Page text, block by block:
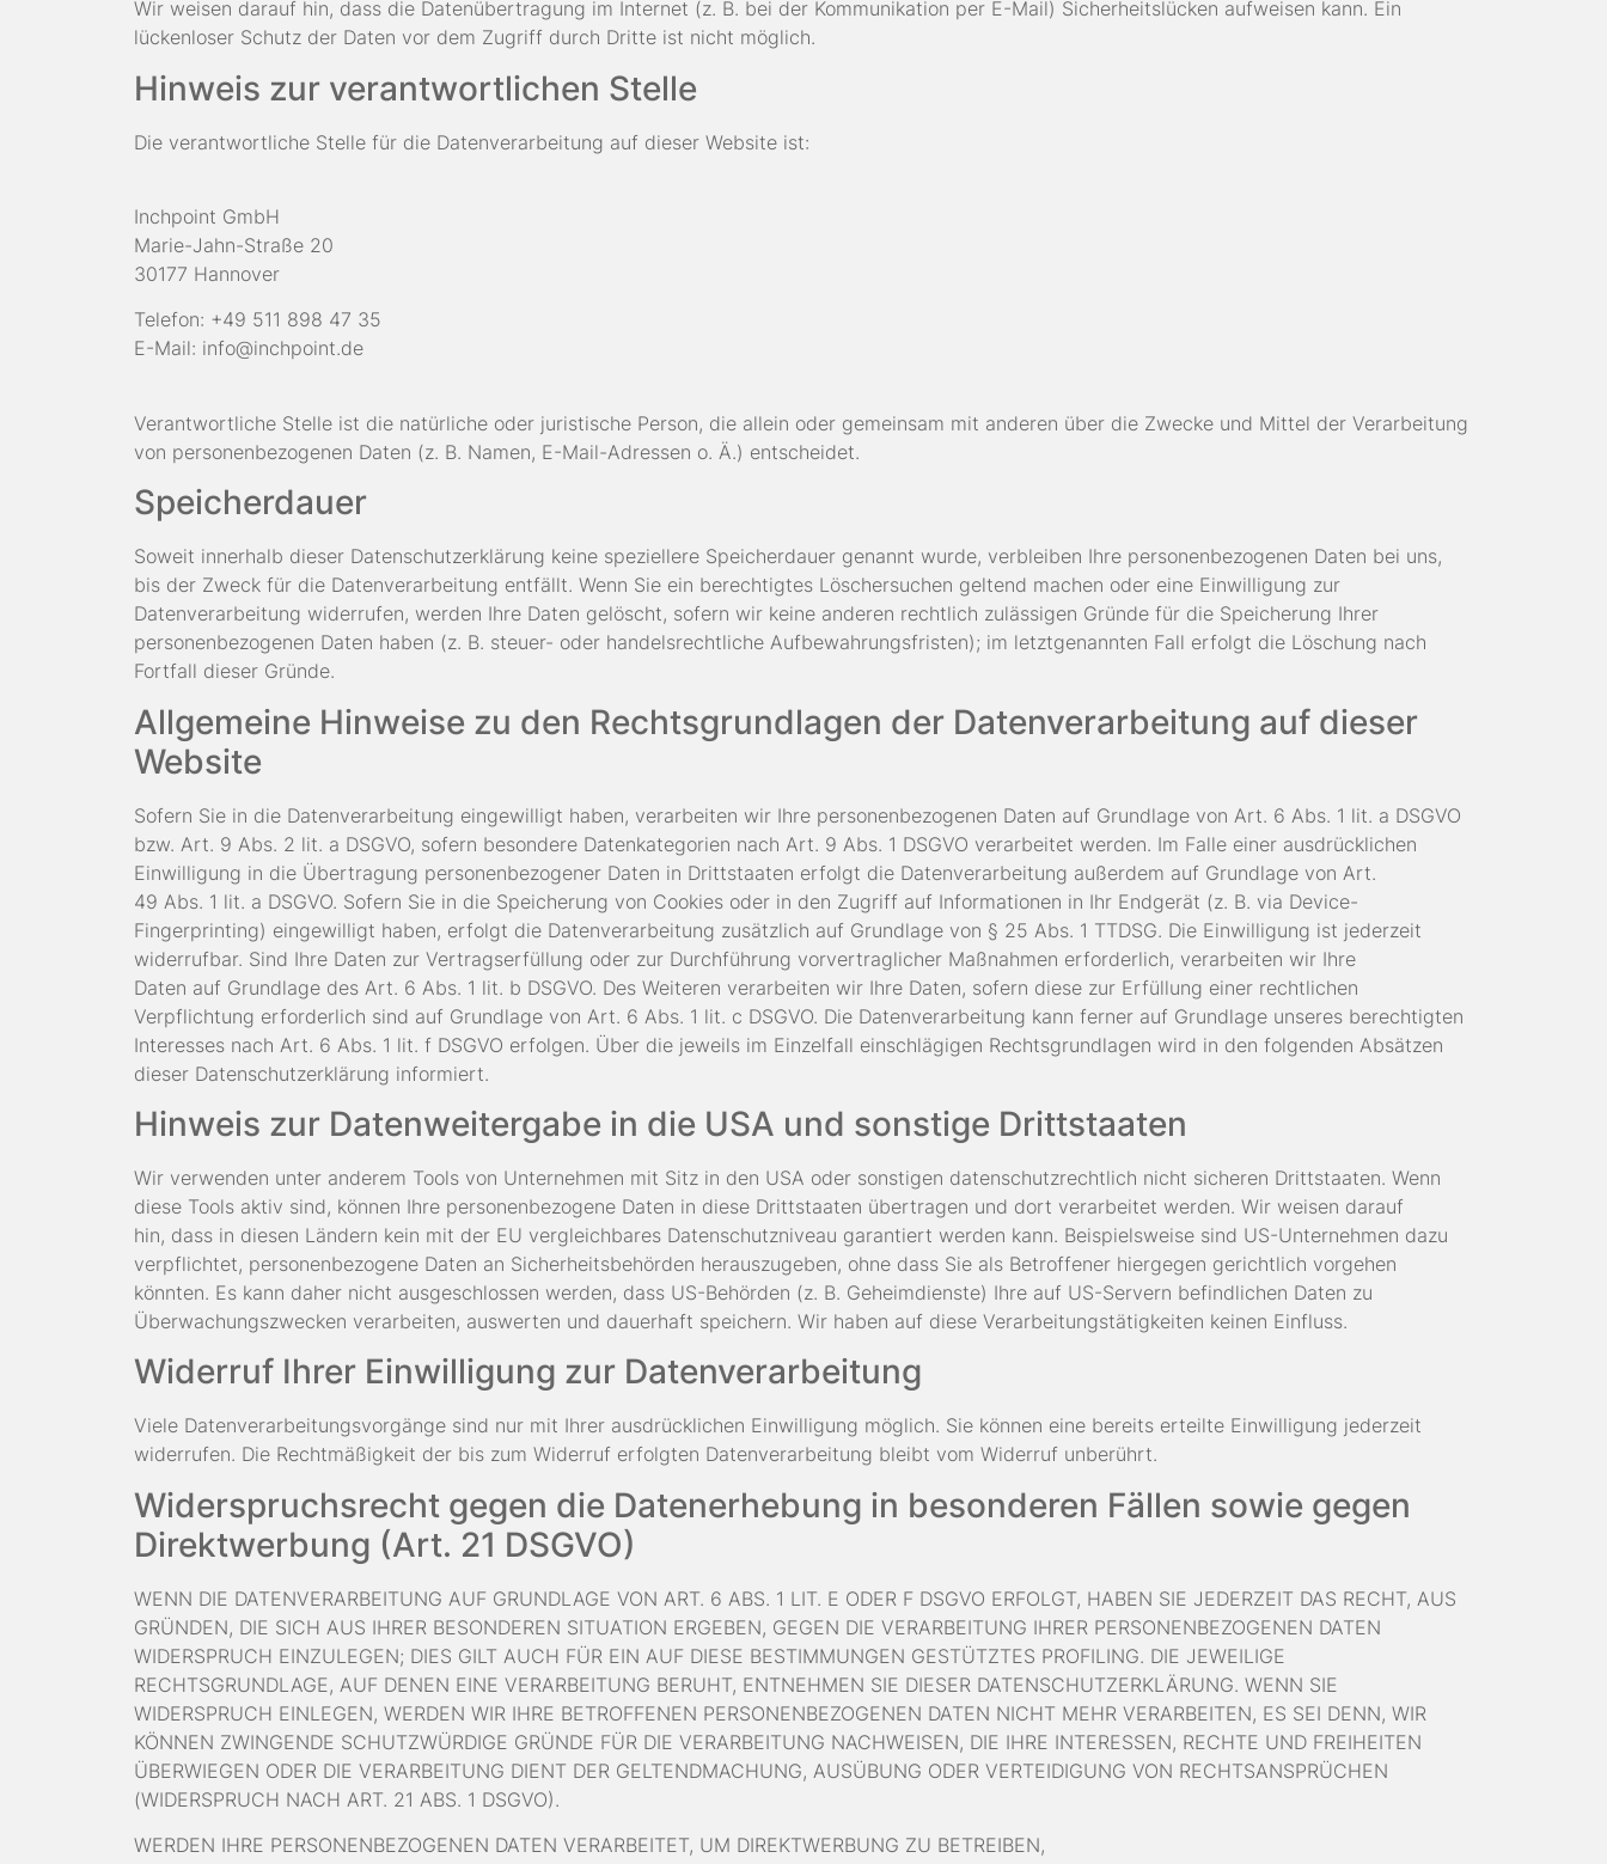
Wir weisen darauf hin, dass die Datenübertragung im Internet (z. B. bei der Kommunikation per E-Mail) Sicherheitslücken aufweisen kann. Ein
lückenloser Schutz der Daten vor dem Zugriff durch Dritte ist nicht möglich.
Hinweis zur verantwortlichen Stelle
Die verantwortliche Stelle für die Datenverarbeitung auf dieser Website ist:
Inchpoint GmbH
Marie-Jahn-Straße 20
30177 Hannover
Telefon: +49 511 898 47 35
E-Mail: info@inchpoint.de
Verantwortliche Stelle ist die natürliche oder juristische Person, die allein oder gemeinsam mit anderen über die Zwecke und Mittel der Verarbeitung
von personenbezogenen Daten (z. B. Namen, E-Mail-Adressen o. Ä.) entscheidet.
Speicherdauer
Soweit innerhalb dieser Datenschutzerklärung keine speziellere Speicherdauer genannt wurde, verbleiben Ihre personenbezogenen Daten bei uns,
bis der Zweck für die Datenverarbeitung entfällt. Wenn Sie ein berechtigtes Löschersuchen geltend machen oder eine Einwilligung zur
Datenverarbeitung widerrufen, werden Ihre Daten gelöscht, sofern wir keine anderen rechtlich zulässigen Gründe für die Speicherung Ihrer
personenbezogenen Daten haben (z. B. steuer- oder handelsrechtliche Aufbewahrungsfristen); im letztgenannten Fall erfolgt die Löschung nach
Fortfall dieser Gründe.
Allgemeine Hinweise zu den Rechtsgrundlagen der Datenverarbeitung auf dieser
Website
Sofern Sie in die Datenverarbeitung eingewilligt haben, verarbeiten wir Ihre personenbezogenen Daten auf Grundlage von Art. 6 Abs. 1 lit. a DSGVO
bzw. Art. 9 Abs. 2 lit. a DSGVO, sofern besondere Datenkategorien nach Art. 9 Abs. 1 DSGVO verarbeitet werden. Im Falle einer ausdrücklichen
Einwilligung in die Übertragung personenbezogener Daten in Drittstaaten erfolgt die Datenverarbeitung außerdem auf Grundlage von Art.
49 Abs. 1 lit. a DSGVO. Sofern Sie in die Speicherung von Cookies oder in den Zugriff auf Informationen in Ihr Endgerät (z. B. via Device-
Fingerprinting) eingewilligt haben, erfolgt die Datenverarbeitung zusätzlich auf Grundlage von § 25 Abs. 1 TTDSG. Die Einwilligung ist jederzeit
widerrufbar. Sind Ihre Daten zur Vertragserfüllung oder zur Durchführung vorvertraglicher Maßnahmen erforderlich, verarbeiten wir Ihre
Daten auf Grundlage des Art. 6 Abs. 1 lit. b DSGVO. Des Weiteren verarbeiten wir Ihre Daten, sofern diese zur Erfüllung einer rechtlichen
Verpflichtung erforderlich sind auf Grundlage von Art. 6 Abs. 1 lit. c DSGVO. Die Datenverarbeitung kann ferner auf Grundlage unseres berechtigten
Interesses nach Art. 6 Abs. 1 lit. f DSGVO erfolgen. Über die jeweils im Einzelfall einschlägigen Rechtsgrundlagen wird in den folgenden Absätzen
dieser Datenschutzerklärung informiert.
Hinweis zur Datenweitergabe in die USA und sonstige Drittstaaten
Wir verwenden unter anderem Tools von Unternehmen mit Sitz in den USA oder sonstigen datenschutzrechtlich nicht sicheren Drittstaaten. Wenn
diese Tools aktiv sind, können Ihre personenbezogene Daten in diese Drittstaaten übertragen und dort verarbeitet werden. Wir weisen darauf
hin, dass in diesen Ländern kein mit der EU vergleichbares Datenschutzniveau garantiert werden kann. Beispielsweise sind US-Unternehmen dazu
verpflichtet, personenbezogene Daten an Sicherheitsbehörden herauszugeben, ohne dass Sie als Betroffener hiergegen gerichtlich vorgehen
könnten. Es kann daher nicht ausgeschlossen werden, dass US-Behörden (z. B. Geheimdienste) Ihre auf US-Servern befindlichen Daten zu
Überwachungszwecken verarbeiten, auswerten und dauerhaft speichern. Wir haben auf diese Verarbeitungstätigkeiten keinen Einfluss.
Widerruf Ihrer Einwilligung zur Datenverarbeitung
Viele Datenverarbeitungsvorgänge sind nur mit Ihrer ausdrücklichen Einwilligung möglich. Sie können eine bereits erteilte Einwilligung jederzeit
widerrufen. Die Rechtmäßigkeit der bis zum Widerruf erfolgten Datenverarbeitung bleibt vom Widerruf unberührt.
Widerspruchsrecht gegen die Datenerhebung in besonderen Fällen sowie gegen
Direktwerbung (Art. 21 DSGVO)
WENN DIE DATENVERARBEITUNG AUF GRUNDLAGE VON ART. 6 ABS. 1 LIT. E ODER F DSGVO ERFOLGT, HABEN SIE JEDERZEIT DAS RECHT, AUS
GRÜNDEN, DIE SICH AUS IHRER BESONDEREN SITUATION ERGEBEN, GEGEN DIE VERARBEITUNG IHRER PERSONENBEZOGENEN DATEN
WIDERSPRUCH EINZULEGEN; DIES GILT AUCH FÜR EIN AUF DIESE BESTIMMUNGEN GESTÜTZTES PROFILING. DIE JEWEILIGE
RECHTSGRUNDLAGE, AUF DENEN EINE VERARBEITUNG BERUHT, ENTNEHMEN SIE DIESER DATENSCHUTZERKLÄRUNG. WENN SIE
WIDERSPRUCH EINLEGEN, WERDEN WIR IHRE BETROFFENEN PERSONENBEZOGENEN DATEN NICHT MEHR VERARBEITEN, ES SEI DENN, WIR
KÖNNEN ZWINGENDE SCHUTZWÜRDIGE GRÜNDE FÜR DIE VERARBEITUNG NACHWEISEN, DIE IHRE INTERESSEN, RECHTE UND FREIHEITEN
ÜBERWIEGEN ODER DIE VERARBEITUNG DIENT DER GELTENDMACHUNG, AUSÜBUNG ODER VERTEIDIGUNG VON RECHTSANSPRÜCHEN
(WIDERSPRUCH NACH ART. 21 ABS. 1 DSGVO).
WERDEN IHRE PERSONENBEZOGENEN DATEN VERARBEITET, UM DIREKTWERBUNG ZU BETREIBEN,